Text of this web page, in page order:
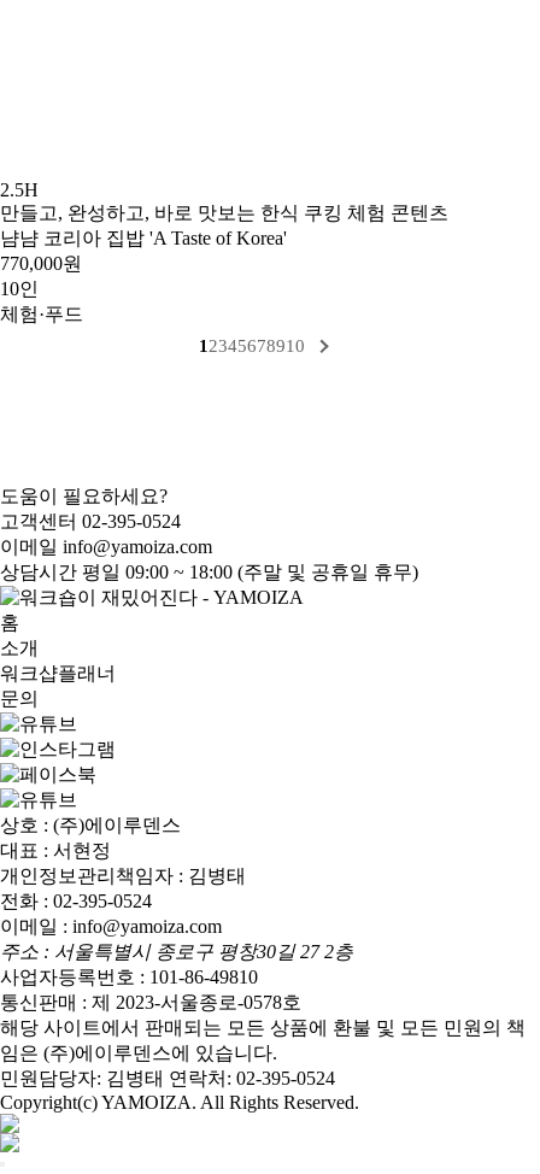
2.5H
만들고, 완성하고, 바로 맛보는 한식 쿠킹 체험 콘텐츠
냠냠 코리아 집밥 'A Taste of Korea'
770,000원
10인
체험·푸드
1 2345678910
도움이 필요하세요?
고객센터 02-395-0524
이메일 info@yamoiza.com
상담시간 평일 09:00 ~ 18:00 (주말 및 공휴일 휴무)
홈
소개
워크샵플래너
문의
상호 : (주)에이루덴스
대표 : 서현정
개인정보관리책임자 : 김병태
전화 : 02-395-0524
이메일 : info@yamoiza.com
주소 : 서울특별시 종로구 평창30길 27 2층
사업자등록번호 : 101-86-49810
통신판매 : 제 2023-서울종로-0578호
해당 사이트에서 판매되는 모든 상품에 환불 및 모든 민원의 책
임은 (주)에이루덴스에 있습니다.
민원담당자: 김병태 연락처: 02-395-0524
Copyright(c) YAMOIZA. All Rights Reserved.